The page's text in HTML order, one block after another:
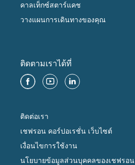
คาลเท็กซ์สตาร์แคช
วางแผนการเดินทางของคุณ
ติดตามเราได้ที่
ติดต่อเรา
เชฟรอน คอร์ปอเรชั่น เว็บไซต์
เงื่อนไขการใช้งาน
นโยบายข้อมูลส่วนบุคคลของเชฟรอน